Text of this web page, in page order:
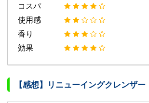
コスパ
使用感
香り
効果
【感想】リニューイングクレンザー